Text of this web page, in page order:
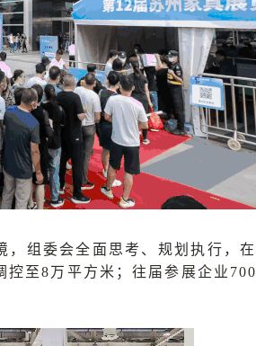
组委会全面思考、规划执行，
至8万平方米；往届参展企业